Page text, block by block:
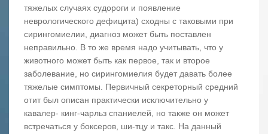
тяжелых случаях судороги и появление
неврологического дефицита) сходны с таковыми при
сирингомиелии, диагноз может быть поставлен
неправильно. В то же время надо учитывать, что у
животного может быть как первое, так и второе
заболевание, но сирингомиелия будет давать более
тяжелые симптомы. Первичный секреторный средний
отит был описан практически исключительно у
кавалер- кинг-чарльз спаниелей, но также он может
встречаться у боксеров, ши-тцу и такс. На данный